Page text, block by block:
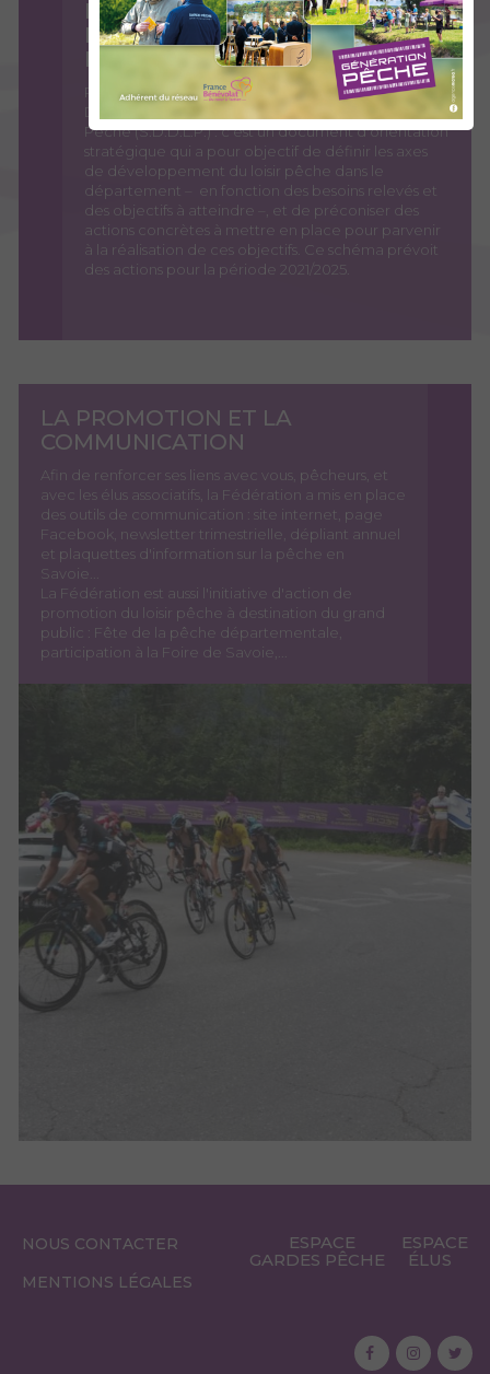
LE SCHÉMA DÉPARTEMENTAL
DE DÉVELOPPEMENT DU LOISIR
PÊCHE
Par ailleurs, la Fédération a réalisé son Schéma
Départemental de Développement du Loisir
Pêche (S.D.D.L.P.) : c’est un document d'orientation
stratégique qui a pour objectif de définir les axes
de développement du loisir pêche dans le
département – en fonction des besoins relevés et
des objectifs à atteindre –, et de préconiser des
actions concrètes à mettre en place pour parvenir
à la réalisation de ces objectifs. Ce schéma prévoit
des actions pour la période 2021/2025.
LA PROMOTION ET LA
COMMUNICATION
Afin de renforcer ses liens avec vous, pêcheurs, et
avec les élus associatifs, la Fédération a mis en place
des outils de communication : site internet, page
Facebook, newsletter trimestrielle, dépliant annuel
et plaquettes d'information sur la pêche en
Savoie...
La Fédération est aussi l'initiative d'action de
promotion du loisir pêche à destination du grand
public : Fête de la pêche départementale,
participation à la Foire de Savoie,...
NOUS CONTACTER
MENTIONS LÉGALES
ESPACE
GARDES PÊCHE
ESPACE
ÉLUS